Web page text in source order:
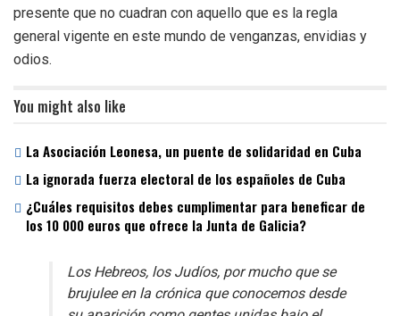
presente que no cuadran con aquello que es la regla
general vigente en este mundo de venganzas, envidias y
odios.
You might also like
La Asociación Leonesa, un puente de solidaridad en Cuba
La ignorada fuerza electoral de los españoles de Cuba
¿Cuáles requisitos debes cumplimentar para beneficar de
los 10 000 euros que ofrece la Junta de Galicia?
Los Hebreos, los Judíos, por mucho que se
brujulee en la crónica que conocemos desde